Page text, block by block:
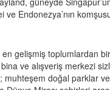
Endonezya’nın
en gelişmiş toplumlardan
ve alışveriş merkezi
muhteşem doğal parklar